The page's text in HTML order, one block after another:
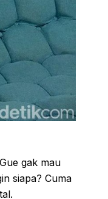
gak mau
siapa? Cuma